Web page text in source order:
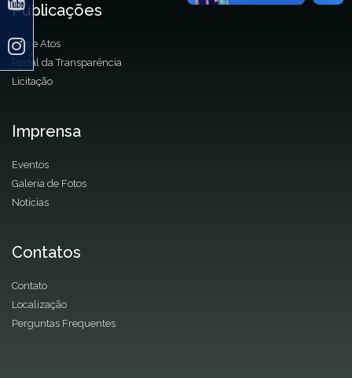
Publicações
Leis e Atos
Portal da Transparência
Licitação
Imprensa
Eventos
Galeria de Fotos
Notícias
Contatos
Contato
Localização
Perguntas Frequentes